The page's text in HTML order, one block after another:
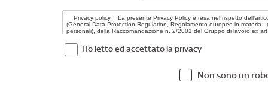
Ho letto ed accettato la privacy
Non sono un